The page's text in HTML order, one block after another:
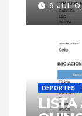
9
DEPORTES
LISTA